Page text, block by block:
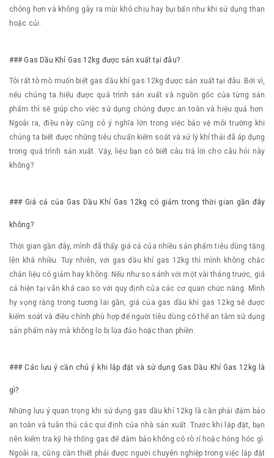
chóng hơn và không gây ra mùi khó chịu hay bụi bẩn như khi sử dụng than
hoặc củi.
### Gas Dầu Khí Gas 12kg được sản xuất tại đâu?
Tôi rất tò mò muốn biết gas dầu khí gas 12kg được sản xuất tại đâu. Bởi vì,
nếu chúng ta hiểu được quá trình sản xuất và nguồn gốc của từng sản
phẩm thì sẽ giúp cho việc sử dụng chúng được an toàn và hiệu quả hơn.
Ngoài ra, điều này cũng có ý nghĩa lớn trong việc bảo vệ môi trường khi
chúng ta biết được những tiêu chuẩn kiểm soát và xử lý khí thải đã áp dụng
trong quá trình sản xuất. Vậy, liệu bạn có biết câu trả lời cho câu hỏi này
không?
### Giá cả của Gas Dầu Khí Gas 12kg có giảm trong thời gian gần đây
không?
Thời gian gần đây, mình đã thấy giá cả của nhiều sản phẩm tiêu dùng tăng
lên khá nhiều. Tuy nhiên, với gas dầu khí gas 12kg thì mình không chắc
chắn liệu có giảm hay không. Nếu như so sánh với một vài tháng trước, giá
cả hiện tại vẫn khá cao so với quy định của các cơ quan chức năng. Mình
hy vọng rằng trong tương lai gần, giá của gas dầu khí gas 12kg sẽ được
kiểm soát và điều chỉnh phù hợp để người tiêu dùng có thể an tâm sử dụng
sản phẩm này mà không lo bị lừa đảo hoặc than phiền.
### Các lưu ý cần chú ý khi lắp đặt và sử dụng Gas Dầu Khí Gas 12kg là
gì?
Những lưu ý quan trọng khi sử dụng gas dầu khí 12kg là cần phải đảm bảo
an toàn và tuân thủ các qui định của nhà sản xuất. Trước khi lắp đặt, bạn
nên kiểm tra kỹ hệ thống gas để đảm bảo không có rò rỉ hoặc hỏng hóc gì.
Ngoài ra, cũng cần thiết phải được người chuyên nghiệp trong việc lắp đặt